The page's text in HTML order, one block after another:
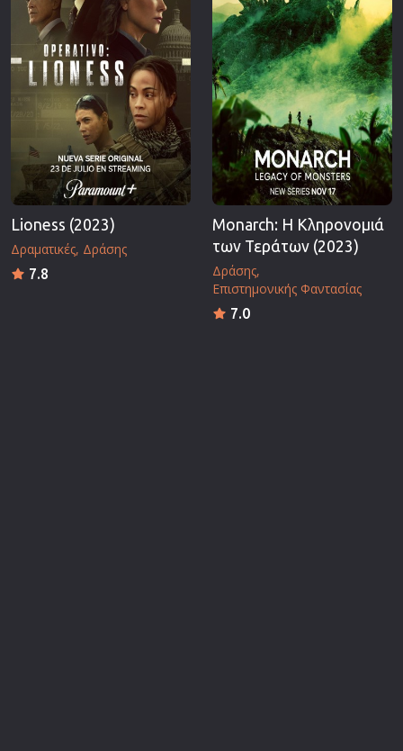
Lioness (2023)
Δραματικές Δράσης
7.8
Monarch: Η Κληρονομιά
των Τεράτων (2023)
Δράσης
Επιστημονικής Φαντασίας
7.0